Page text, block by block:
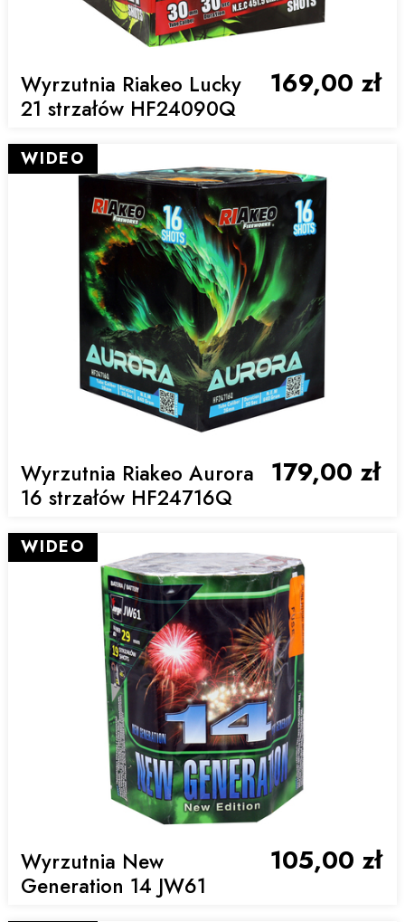
Wyrzutnia Riakeo Lucky
21 strzałów HF24090Q
169,00 zł
Wyrzutnia Riakeo Aurora
16 strzałów HF24716Q
179,00 zł
WIDEO
Wyrzutnia New
Generation 14 JW61
105,00 zł
WIDEO